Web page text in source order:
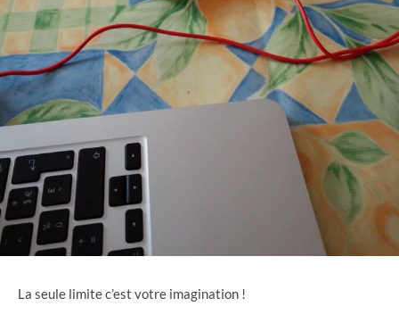
La seule limite c’est votre imagination !